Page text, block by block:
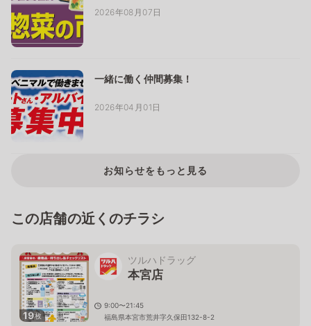
2026年08月07日
一緒に働く仲間募集！
2026年04月01日
お知らせをもっと見る
この店舗の近くのチラシ
19枚
ツルハドラッグ
本宮店
9:00〜21:45
福島県本宮市荒井字久保田132-8-2